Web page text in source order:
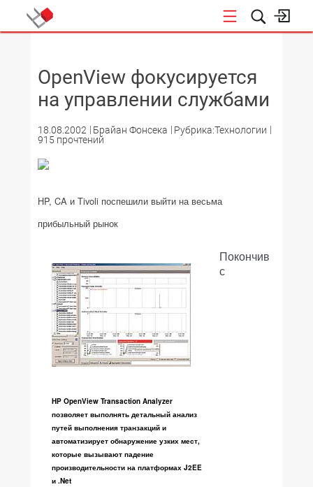
OpenView фокусируется
на управлении службами
18.08.2002 Брайан Фонсека
Рубрика:Технологии
915 прочтений
HP, CA и Tivoli поспешили выйти на весьма
прибыльный рынок
HP OpenView Transaction Analyzer
позволяет выполнять детальный анализ
путей выполнения транзакций и
автоматизирует обнаружение узких мест,
которые вызывают падение
производительности на платформах J2EE
и .Net
Покончив
с